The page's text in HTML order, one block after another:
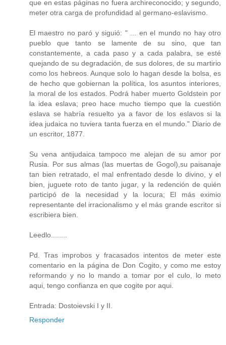
que en estas páginas no fuera archireconocido; y segundo,
meter otra carga de profundidad al germano-eslavismo.
El maestro no paró y siguió: " ... en el mundo no hay otro
pueblo que tanto se lamente de su sino, que tan
constantemente, a cada paso y a cada palabra, se esté
quejando de su degradación, de sus dolores, de su martirio
como los hebreos. Aunque solo lo hagan desde la bolsa, es
de hecho que gobiernan la política, los asuntos interiores,
la moral de los estados. Podrá haber muerto Goldstein por
la idea eslava; preo hace mucho tiempo que la cuestión
eslava se habría resuelto ya a favor de los eslavos si la
idea judaica no tuviera tanta fuerza en el mundo." Diario de
un escritor, 1877.
Su vena antijudaica tampoco me alejan de su amor por
Rusia. Por sus almas (las muertas de Gogol),su paisanaje
tan bien retratado, el mal enfrentado desde lo divino, y el
bien, juguete roto de tanto jugar, y la redención de quién
participó de la necesidad y la locura; El más eximio
representante del irracionalismo y el más grande escritor si
escribiera bien.
Leedlo........
Pd. Tras improbos y fracasados intentos de meter este
comentario en la página de Don Cogito, y como me estoy
reformando y no lo mando a tomar por el culo, lo meto
aqui, tengo confianza en que cogite por aqui.
Entrada: Dostoievski I y II.
Responder